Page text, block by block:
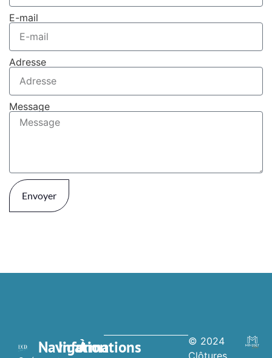
E-mail
Adresse
Message
Envoyer
Navigation
Informations
À
© 2024
Clôtures